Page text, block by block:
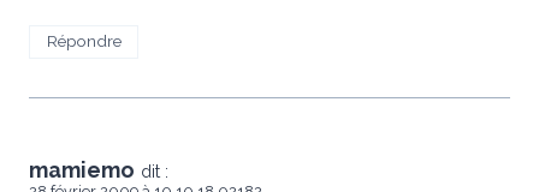
Répondre
mamiemo dit :